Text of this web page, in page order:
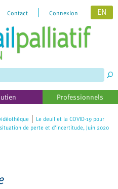
Contact Connexion EN
Professionnels
Le deuil et la COVID-19 pour
de perte et d’incertitude, Juin 2020